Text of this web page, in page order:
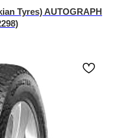
Tyres) AUTOGRAPH